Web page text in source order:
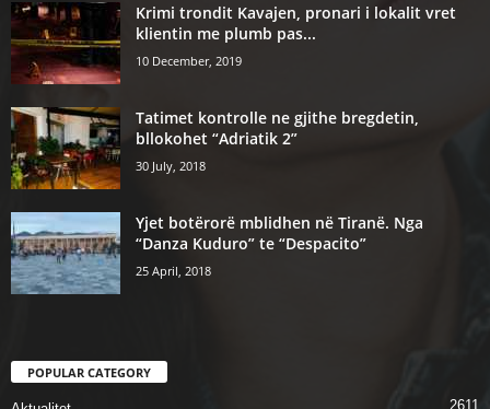
Krimi trondit Kavajen, pronari i lokalit vret
klientin me plumb pas...
10 December, 2019
Tatimet kontrolle ne gjithe bregdetin,
bllokohet “Adriatik 2”
30 July, 2018
Yjet botërorë mblidhen në Tiranë. Nga
“Danza Kuduro” te “Despacito”
25 April, 2018
POPULAR CATEGORY
2611